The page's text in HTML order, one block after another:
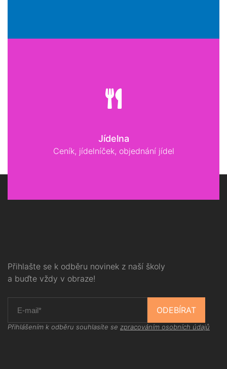
Jídelna
Ceník, jídelníček, objednání jídel
Přihlašte se k odběru novinek z naší školy
a buďte vždy v obraze!
ODEBÍRAT
Přihlášením k odběru souhlasíte se zpracováním osobních údajů